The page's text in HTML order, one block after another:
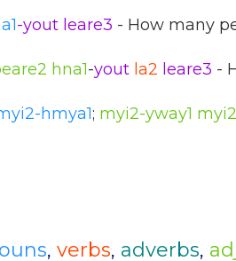
-yout leare3 - How many
hna1-yout la2 leare3 -
hmya1; myi2-yway1
, verbs, adverbs,